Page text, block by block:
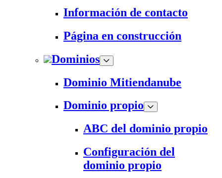
Información de contacto
Página en construcción
Dominios
Dominio Mitiendanube
Dominio propio
ABC del dominio propio
Configuración del
dominio propio